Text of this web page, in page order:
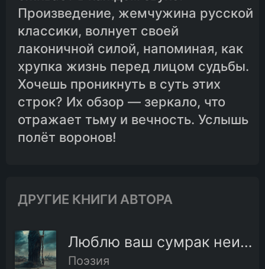
Произведение, жемчужина русской
классики, волнует своей
лаконичной силой, напоминая, как
хрупка жизнь перед лицом судьбы.
Хочешь проникнуть в суть этих
строк? Их обзор — зеркало, что
отражает тьму и вечность. Услышь
полёт воронов!
ДРУГИЕ КНИГИ АВТОРА
Люблю ваш сумрак неизвестный
Поэзия